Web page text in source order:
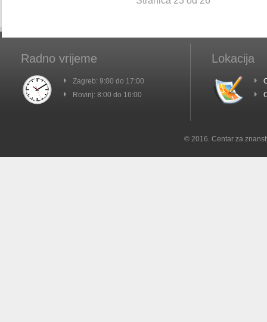
Radno vrijeme
Zagreb: 9:00 do 17:00
Rovinj: 8:00 do 16:00
Lokacija
© 2016. Centar za